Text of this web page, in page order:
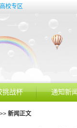
高校专区
挑战杯 通知新
>> 新闻正文